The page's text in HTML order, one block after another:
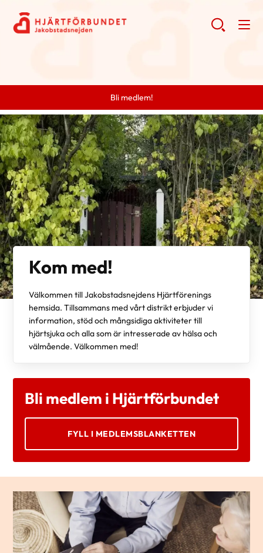
Bli medlem!
Kom med!
Välkommen till Jakobstadsnejdens Hjärtförenings
hemsida. Tillsammans med vårt distrikt erbjuder vi
information, stöd och mångsidiga aktiviteter till
hjärtsjuka och alla som är intresserade av hälsa och
välmående. Välkommen med!
Bli medlem i Hjärtförbundet
FYLL I MEDLEMSBLANKETTEN